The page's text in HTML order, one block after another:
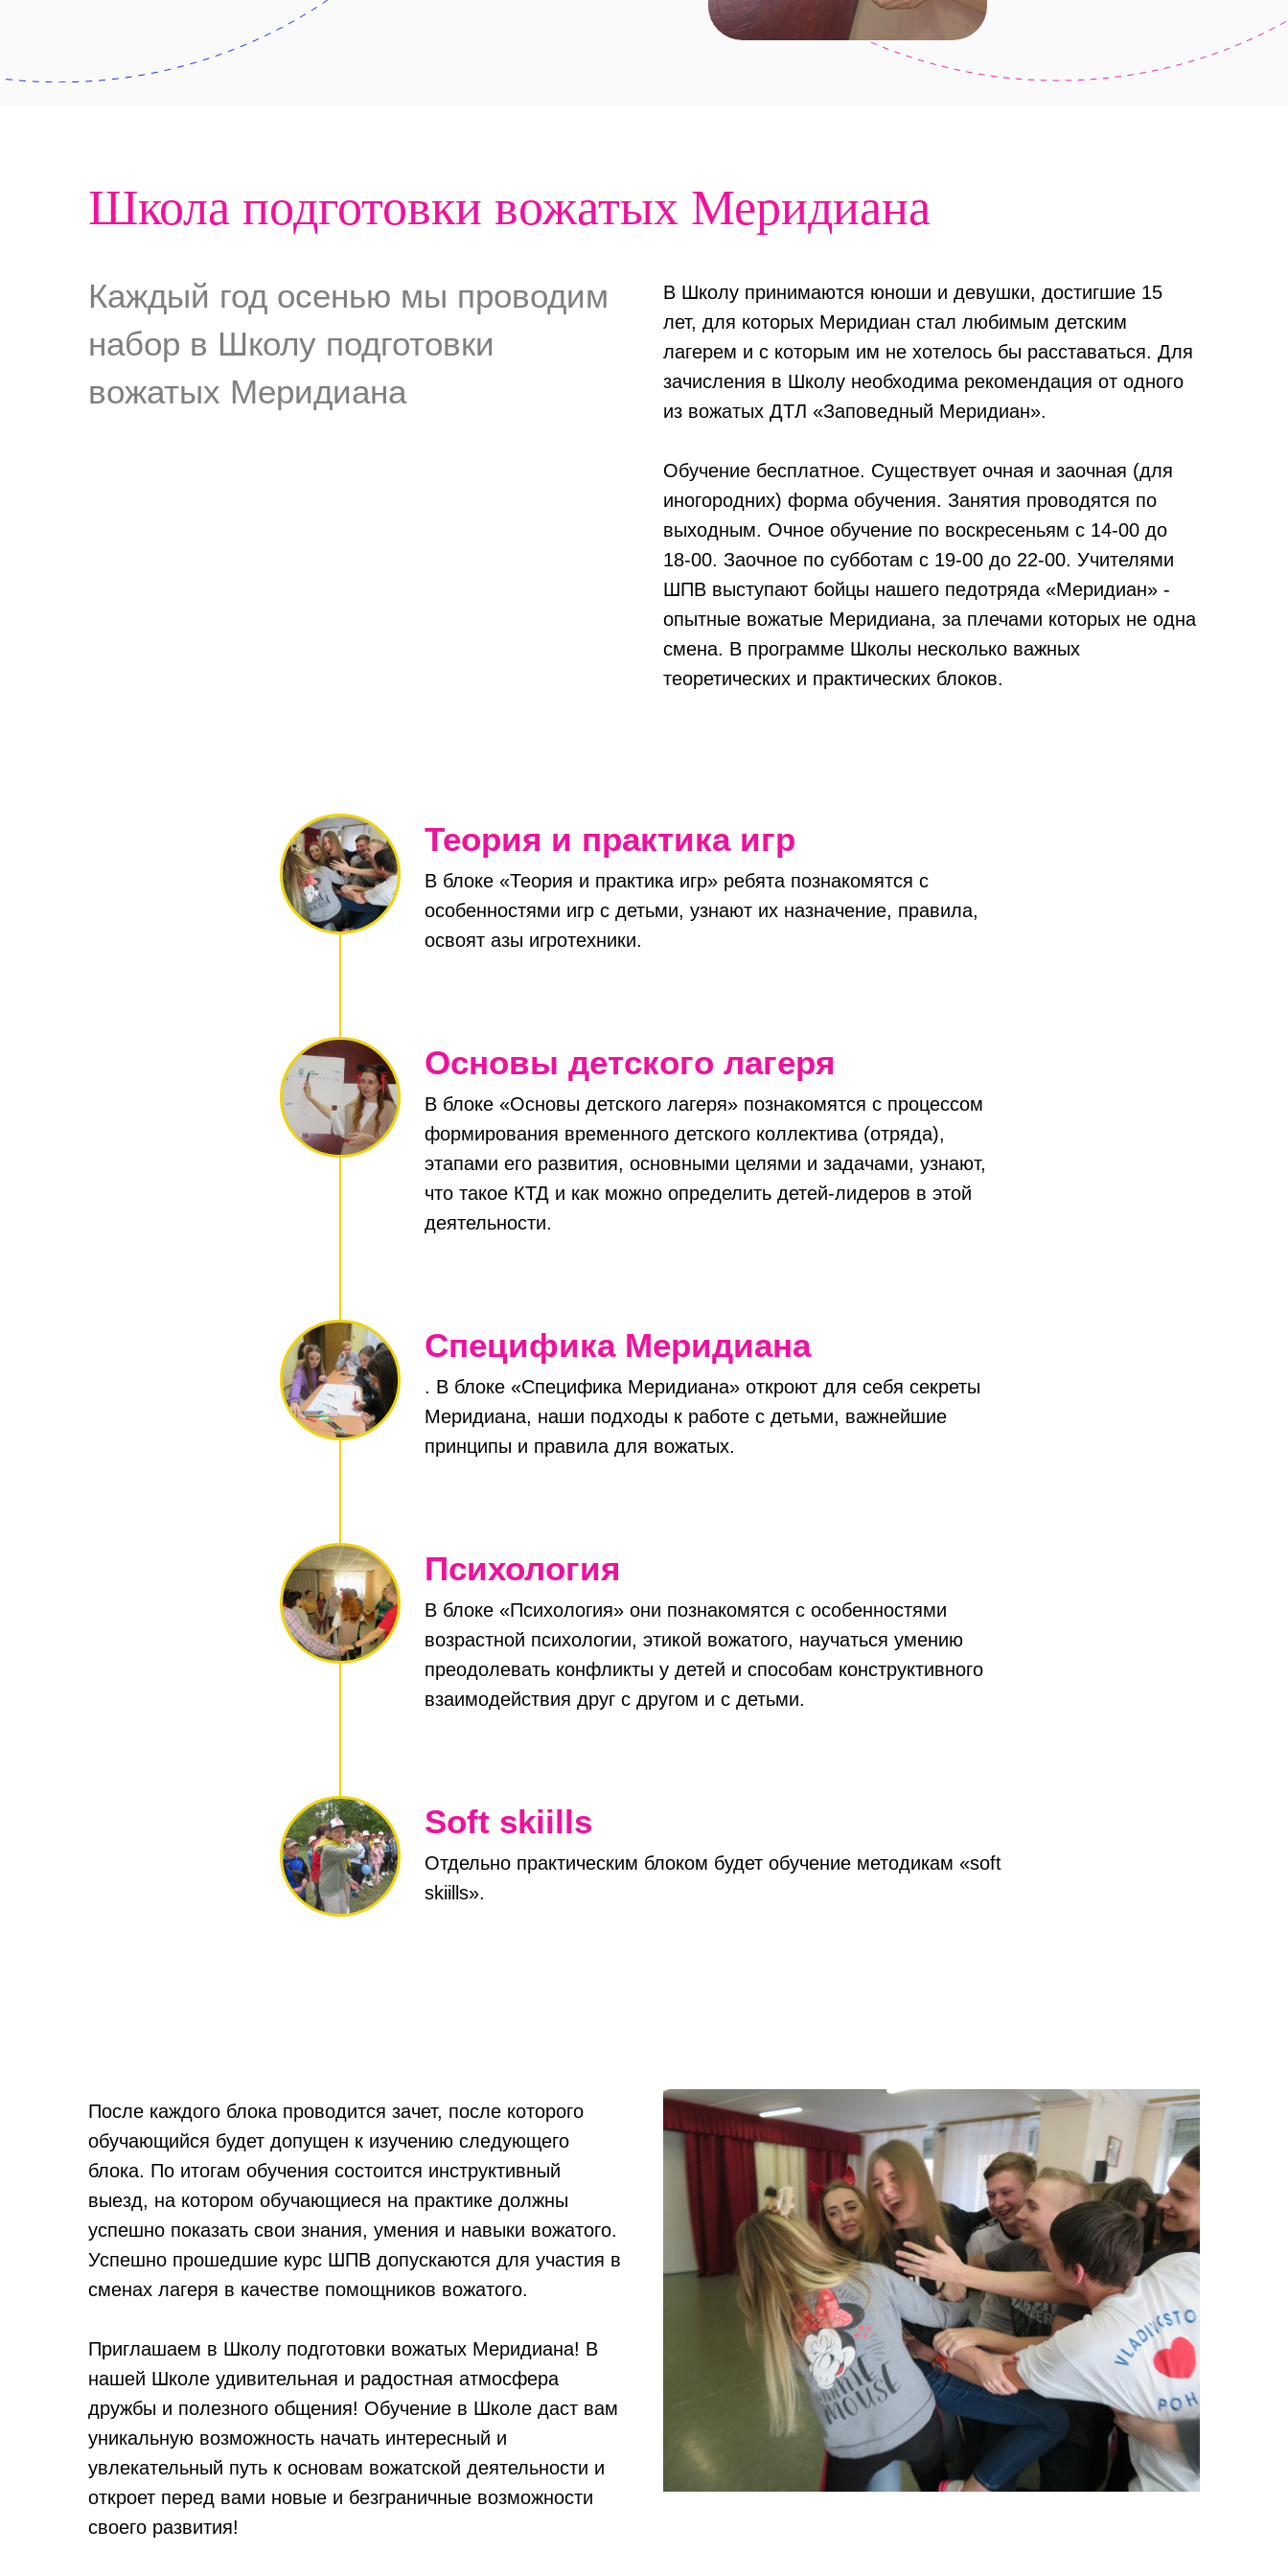
Школа подготовки вожатых Меридиана
Каждый год осенью мы проводим
набор в Школу подготовки
вожатых Меридиана
В Школу принимаются юноши и девушки, достигшие 15
лет, для которых Меридиан стал любимым детским
лагерем и с которым им не хотелось бы расставаться. Для
зачисления в Школу необходима рекомендация от одного
из вожатых ДТЛ «Заповедный Меридиан».
Обучение бесплатное. Существует очная и заочная (для
иногородних) форма обучения. Занятия проводятся по
выходным. Очное обучение по воскресеньям с 14-00 до
18-00. Заочное по субботам с 19-00 до 22-00. Учителями
ШПВ выступают бойцы нашего педотряда «Меридиан» -
опытные вожатые Меридиана, за плечами которых не одна
смена. В программе Школы несколько важных
теоретических и практических блоков.
Теория и практика игр
В блоке «Теория и практика игр» ребята познакомятся с
особенностями игр с детьми, узнают их назначение, правила,
освоят азы игротехники.
Основы детского лагеря
В блоке «Основы детского лагеря» познакомятся с процессом
формирования временного детского коллектива (отряда),
этапами его развития, основными целями и задачами, узнают,
что такое КТД и как можно определить детей-лидеров в этой
деятельности.
Специфика Меридиана
. В блоке «Специфика Меридиана» откроют для себя секреты
Меридиана, наши подходы к работе с детьми, важнейшие
принципы и правила для вожатых.
Психология
В блоке «Психология» они познакомятся с особенностями
возрастной психологии, этикой вожатого, научаться умению
преодолевать конфликты у детей и способам конструктивного
взаимодействия друг с другом и с детьми.
Soft skiills
Отдельно практическим блоком будет обучение методикам «soft
skiills».
После каждого блока проводится зачет, после которого
обучающийся будет допущен к изучению следующего
блока. По итогам обучения состоится инструктивный
выезд, на котором обучающиеся на практике должны
успешно показать свои знания, умения и навыки вожатого.
Успешно прошедшие курс ШПВ допускаются для участия в
сменах лагеря в качестве помощников вожатого.
Приглашаем в Школу подготовки вожатых Меридиана! В
нашей Школе удивительная и радостная атмосфера
дружбы и полезного общения! Обучение в Школе даст вам
уникальную возможность начать интересный и
увлекательный путь к основам вожатской деятельности и
откроет перед вами новые и безграничные возможности
своего развития!